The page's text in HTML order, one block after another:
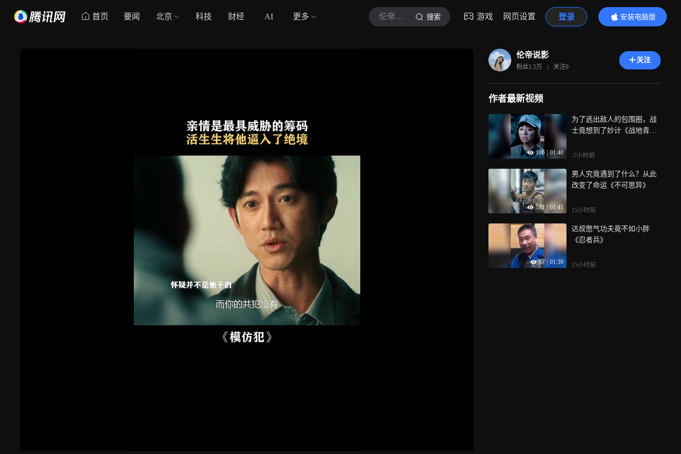
首页 要闻 北京 科技 财经 AI 更多 伦帝说影 搜索 游戏 网页设置 登录
安装电脑版
内容更精彩
伦帝说影
粉丝1.5万 | 关注0
关注
作者最新视频
106 01:40
为了逃出敌人的包围圈，战
士竟想到了妙计《战地青
-7小时前
531 01:41
男人究竟遇到了什么？从此
改变了命运《不可思异》
15小时前
87 01:39
达叔憋气功夫竟不如小胖
《忍者兵》
15小时前